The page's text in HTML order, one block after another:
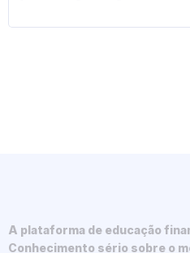
A plataforma de educação
Conhecimento sério sobre o